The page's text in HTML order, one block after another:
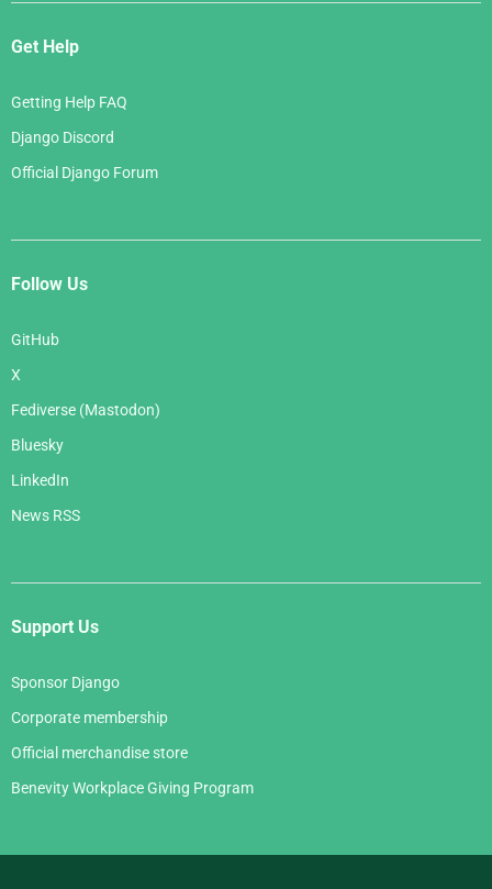
Get Help
Getting Help FAQ
Django Discord
Official Django Forum
Follow Us
GitHub
X
Fediverse (Mastodon)
Bluesky
LinkedIn
News RSS
Support Us
Sponsor Django
Corporate membership
Official merchandise store
Benevity Workplace Giving Program